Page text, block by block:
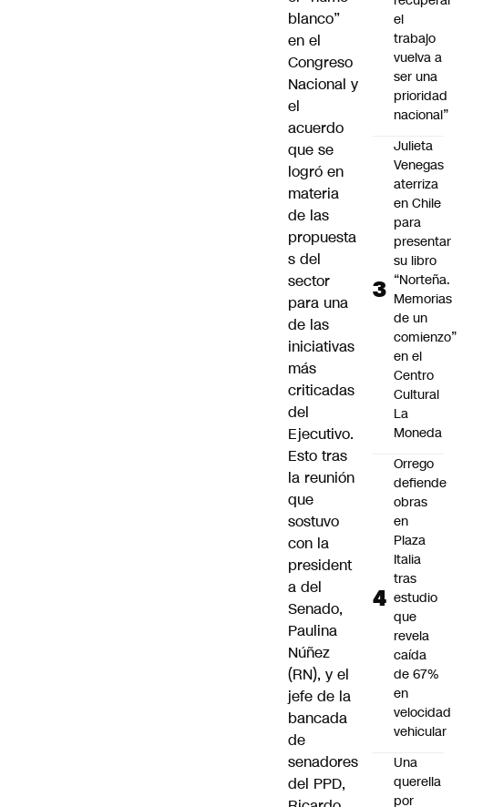
blanco”
en el
Congreso
Nacional y
el
acuerdo
que se
logró en
materia
de las
propuesta
s del
sector
para una
de las
iniciativas
más
criticadas
del
Ejecutivo.
Esto tras
la reunión
que
sostuvo
con la
president
a del
Senado,
Paulina
Núñez
(RN), y el
jefe de la
bancada
de
senadores
del PPD,
el
trabajo
vuelva a
ser una
prioridad
nacional”
Julieta
Venegas
aterriza
en Chile
para
presentar
su libro
“Norteña.
Memorias
de un
comienzo”
en el
Centro
Cultural
La
Moneda
Orrego
defiende
obras
en
Plaza
Italia
tras
estudio
que
revela
caída
de 67%
en
velocidad
vehicular
Una
querella
por